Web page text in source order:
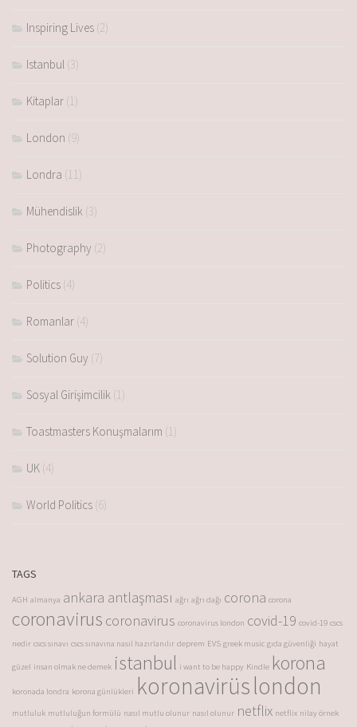
Inspiring Lives (2)
Istanbul (3)
Kitaplar (1)
London (9)
Londra (11)
Mühendislik (3)
Photography (2)
Politics (4)
Romanlar (4)
Solution Guy (7)
Sosyal Girişimcilik (1)
Toastmasters Konuşmalarım (1)
UK (4)
World Politics (6)
TAGS
AGH almanya ankara antlaşması ağrı ağrı dağı corona corona
coronavirus coronavirus coronavirus london covid-19 covid-19 cscs
nedir cscs sınavı cscs sınavına nasıl hazırlanılır deprem EVS greek music gıda güvenliği hayat
güzel insan olmak ne demek istanbul i want to be happy Kindle korona
koronada londra korona günlükleri koronavirüslondon
mutluluk mutluluğun formülü nasıl mutlu olunur nasıl olunur netflix netflix nilay örnek